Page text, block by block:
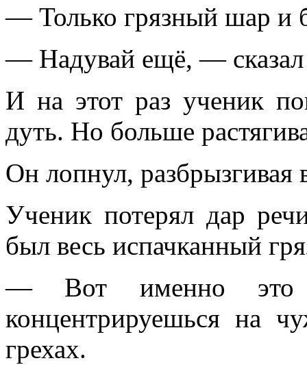
— Только грязный шар и
— Надувай ещё, —
И на этот раз ученик
дуть. Но больше
Он лопнул, разбрызгивая
Ученик потерял дар
был весь испачканный
— Вот именно это
концентрируешься на
грехах.